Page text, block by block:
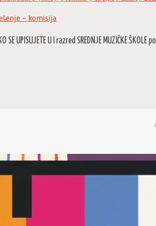
– komisija
SE UPISUJETE U I razred SREDNJE MUZIČKE